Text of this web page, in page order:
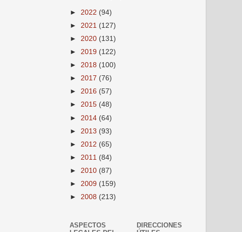
► 2022 (94)
► 2021 (127)
► 2020 (131)
► 2019 (122)
► 2018 (100)
► 2017 (76)
► 2016 (57)
► 2015 (48)
► 2014 (64)
► 2013 (93)
► 2012 (65)
► 2011 (84)
► 2010 (87)
► 2009 (159)
► 2008 (213)
ASPECTOS
DIRECCIONES